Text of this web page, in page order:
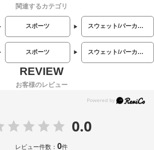
関連するカテゴリ
スポーツ スウェット/パーカー (スポーツ)
スポーツ スウェット/パーカー (スポーツ)
お客様のレビュー
0.0
レビュー件数：0件